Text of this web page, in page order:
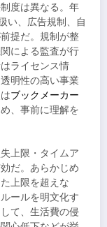
度は異なる。年
い、広告規制、自
提だ。規制が整
による監査が行
ライセンス情
明性の高い事業
ブックメーカー
、事前に理解を
上限・タイムア
だ。あらかじめ
上限を超えな
ールを明文化す
て、生活費の侵